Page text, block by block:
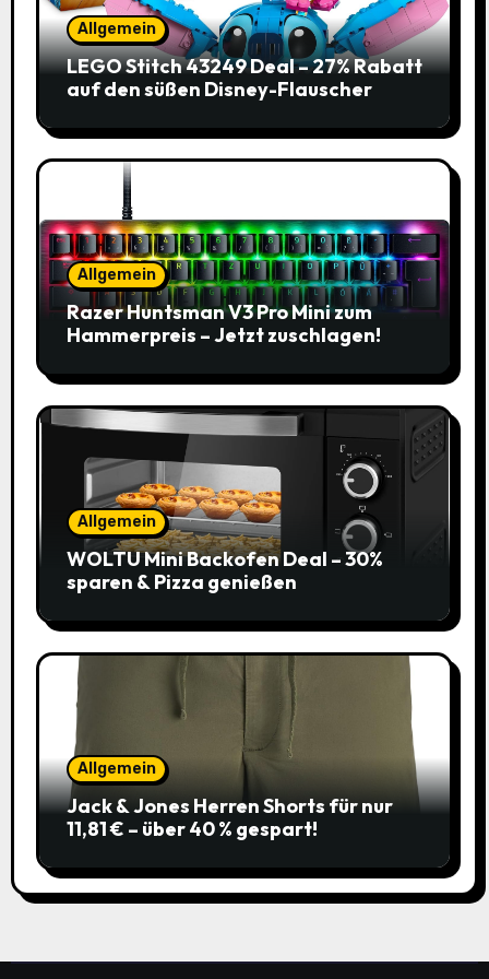
Allgemein
LEGO Stitch 43249 Deal – 27% Rabatt
auf den süßen Disney-Flauscher
Allgemein
Razer Huntsman V3 Pro Mini zum
Hammerpreis – Jetzt zuschlagen!
Allgemein
WOLTU Mini Backofen Deal – 30%
sparen & Pizza genießen
Allgemein
Jack & Jones Herren Shorts für nur
11,81 € – über 40 % gespart!